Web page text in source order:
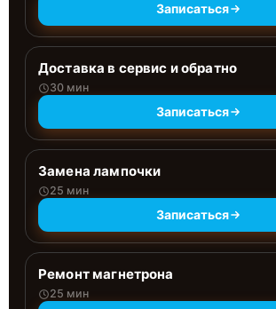
Записаться
Доставка в сервис и обратно
30 мин
Записаться
Замена лампочки
25 мин
Записаться
Ремонт магнетрона
25 мин